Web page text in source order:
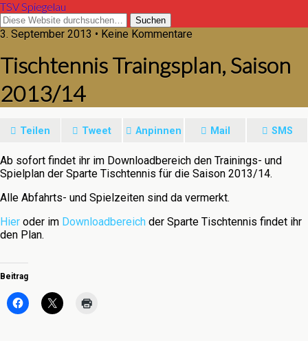
TSV Spiegelau
3. September 2013 • Keine Kommentare
Tischtennis Traingsplan, Saison
2013/14
Teilen Tweet Anpinnen Mail SMS
Ab sofort findet ihr im Downloadbereich den Trainings- und
Spielplan der Sparte Tischtennis für die Saison 2013/14.
Alle Abfahrts- und Spielzeiten sind da vermerkt.
Hier oder im Downloadbereich der Sparte Tischtennis findet ihr
den Plan.
Beitrag